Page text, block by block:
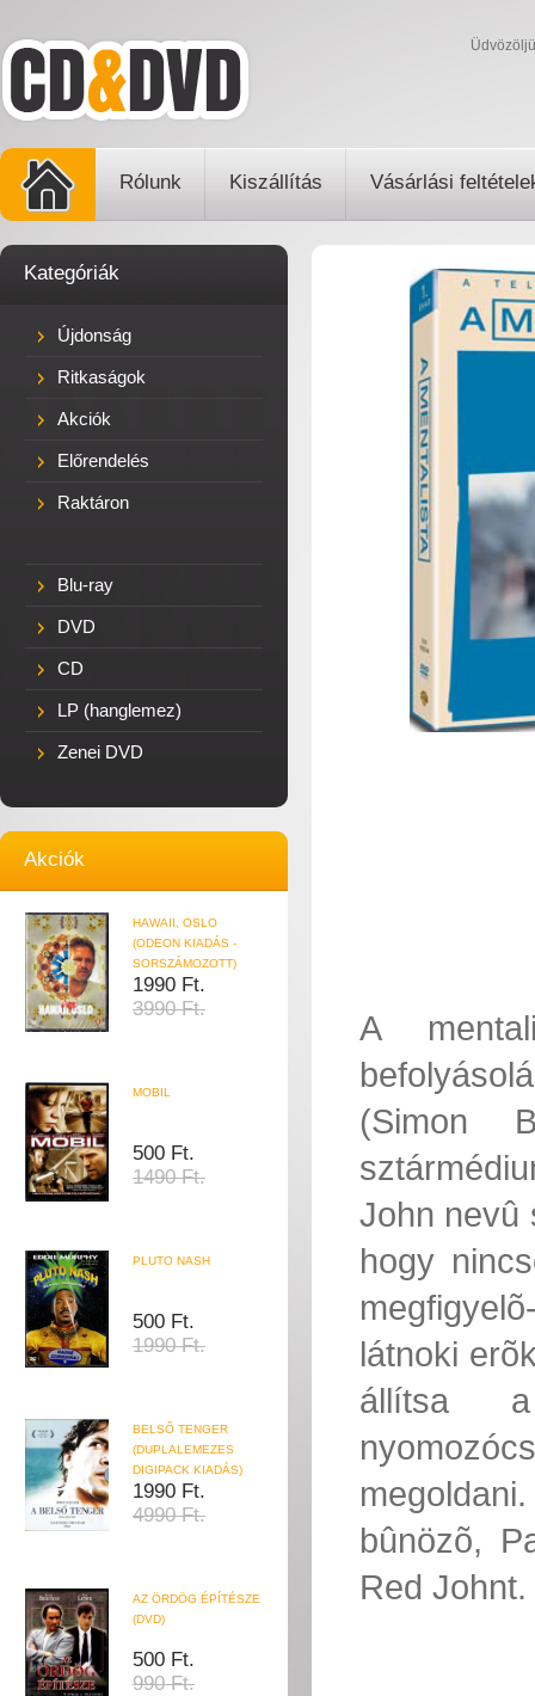
Rólunk Kiszállítás Vásárlási
Kategóriák
Újdonság
Ritkaságok
Akciók
Előrendelés
Raktáron
Blu-ray
DVD
CD
LP (hanglemez)
Zenei DVD
Akciók
HAWAII, OSLO
(ODEON KIADÁS -
SORSZÁMOZOTT)
1990 Ft.
3990 Ft.
MOBIL
500 Ft.
1490 Ft.
PLUTO NASH
500 Ft.
1990 Ft.
BELSŐ TENGER
(DUPLALEMEZES
DIGIPACK KIADÁS)
1990 Ft.
4990 Ft.
AZ ÖRDÖG ÉPÍTÉSZE
(DVD)
500 Ft.
990 Ft.
A
(Simon
John nevû
hogy
látnoki
állítsa
bûnözõ,
Red